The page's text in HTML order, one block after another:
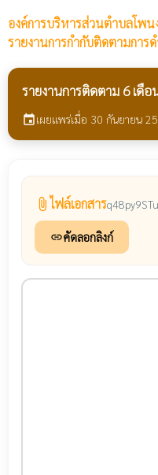
องค์การบริหารส่วนตำบลโพน
รายงานการกำกับติดตามการ
รายงานการติดตาม 6 เดื
eventเผยแพร่เมื่อ 30 กันยายน
attach_file ไฟล์เอกสาร
linkคัดลอกลิงก์